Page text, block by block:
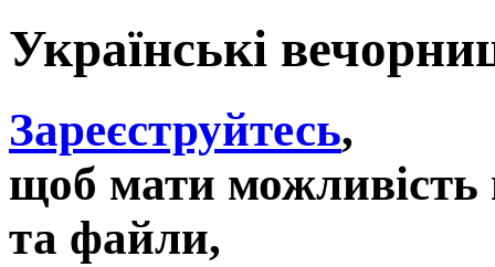
Українські
Зареєструйтесь,
щоб мати можливість
та файли,